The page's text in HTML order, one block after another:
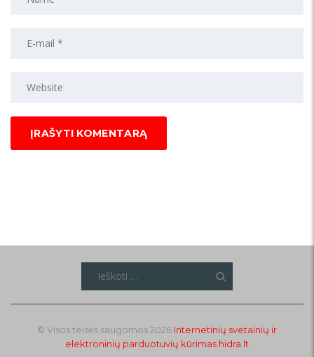
© Visos teisės saugomos 2026 Internetinių svetainių ir
elektroninių parduotuvių kūrimas hidra.lt